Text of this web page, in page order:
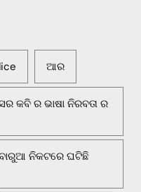
ଆର
କବି ର ଭାଷା ନିରବତା ର
ନିକଟରେ ଘଟିଛି